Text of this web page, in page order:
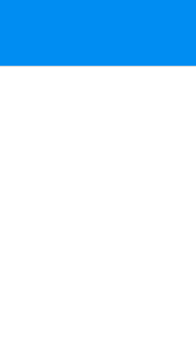
contenido